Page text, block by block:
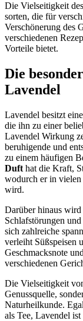
Die Vielseitigkeit
sorten, die für
Verschönerung des
verschiedenen
Vorteile bietet.
Die
Lavendel
Lavendel besitzt
die ihn zu einer
Lavendel Wirkung
beruhigende und
zu einem häufigen
Duft hat die Kraft,
wodurch er in vielen
wird.
Darüber hinaus
Schlafstörungen
sich zahlreiche
verleiht Süßspeisen
Geschmacksnote
verschiedenen
Die Vielseitigkeit
Genussquelle,
Naturheilkunde.
als Tee, Lavendel